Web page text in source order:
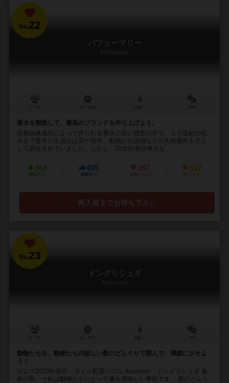
No.22
パフューマリー
Perfumery
香水を製造して、最高のブランドを作り上げよう。
自然由来成分によって作られる香水の長い歴史の中で、２０世紀の初
めまで香水の主成分は花や樹木、動物の分泌物などの天然香料を主と
して調合されていました。しかし、20世紀初頭偉大な...
364
興味あり
495
経験あり
167
お気に入り
512
持ってる
再入荷までお待ち下さい
No.23
ドングリシュギ
Acornism
動物たちを、動物たちの欲しい数のどんぐりで囲んで、満腹にさせよ
う！
ゲムマ2023秋新作 タイル配置パズル Acornism ドングリシュギ 食
欲の秋。それは動物たちにとって最も美味しい季節です。 森のどんぐ